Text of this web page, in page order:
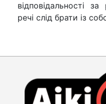
відповідальності
речі слід брати із